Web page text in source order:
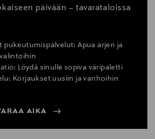
päivään – tavarataloissa
pukeutumispalvelut: Apua arjen ja
Löydä sinulle sopiva väripaletti
Korjaukset uusiin ja vanhoihin
AIKA